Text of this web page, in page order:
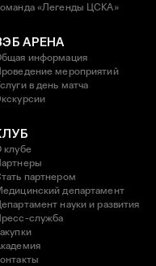
«Легенды ЦСКА»
АРЕНА
информация
мероприятий
в день матча
клубе
партнером
департамент
науки и развития
служба